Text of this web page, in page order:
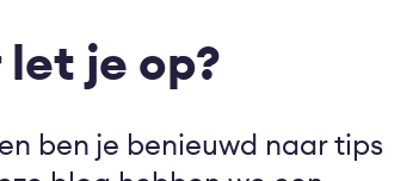
je op?
ben je benieuwd naar tips